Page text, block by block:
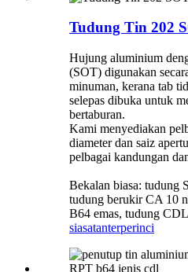
Tudung Tin 202
Hujung aluminium
(SOT) digunakan
minuman, kerana tab
selepas dibuka untuk
bertaburan.
Kami menyediakan
diameter dan saiz
pelbagai kandungan
Bekalan biasa: tudung
tudung berukir CA 10
B64 emas, tudung
siasatanterperinci